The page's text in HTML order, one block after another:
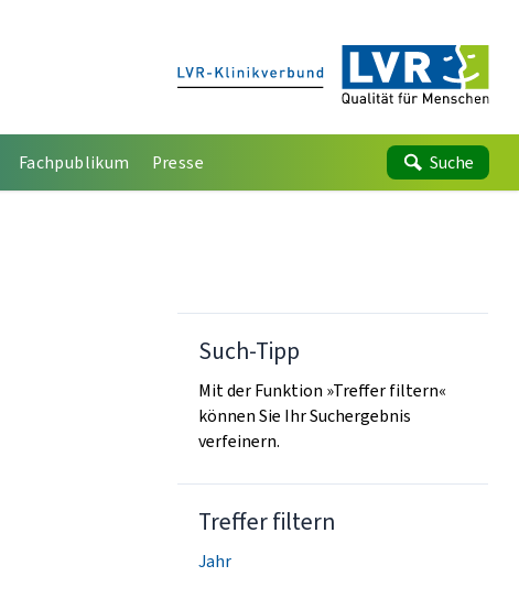
Fachpublikum Presse Suche
Such-Tipp
Mit der Funktion »Treffer filtern«
können Sie Ihr Suchergebnis
verfeinern.
Treffer filtern
Jahr